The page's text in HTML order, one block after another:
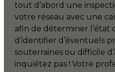
tout d’abord une
votre réseau avec une
afin de déterminer l’état
d’identifier d’éventuels
souterraines ou difficile
inquiétez pas ! Votre